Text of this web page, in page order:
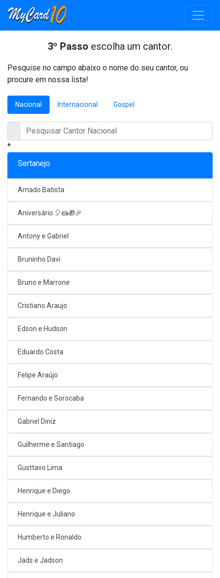
3º Passo escolha um cantor.
Pesquise no campo abaixo o nome do seu cantor, ou
procure em nossa lista!
Nacional Internacional Gospel
*
Sertanejo
Amado Batista
Aniversário 🎈🍰🎁🎉
Antony e Gabriel
Bruninho Davi
Bruno e Marrone
Cristiano Araujo
Edson e Hudson
Eduardo Costa
Felipe Araújo
Fernando e Sorocaba
Gabriel Diniz
Guilherme e Santiago
Gusttavo Lima
Henrique e Diego
Henrique e Juliano
Humberto e Ronaldo
Jads e Jadson